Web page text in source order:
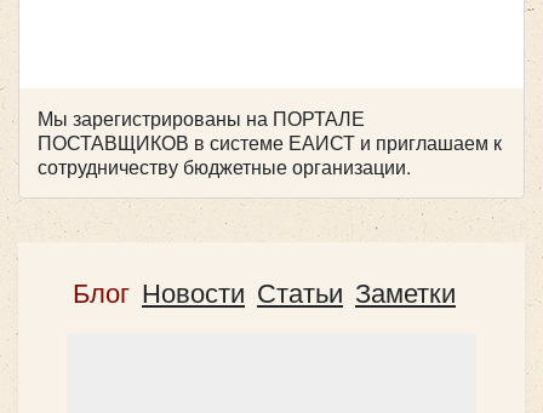
Мы зарегистрированы на ПОРТАЛЕ
ПОСТАВЩИКОВ в системе ЕАИСТ и приглашаем к
сотрудничеству бюджетные организации.
Блог Новости Статьи Заметки